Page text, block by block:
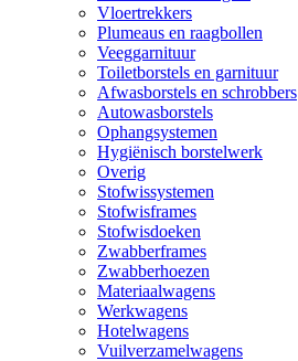
Vloertrekkers
Plumeaus en raagbollen
Veeggarnituur
Toiletborstels en garnituur
Afwasborstels en schrobbers
Autowasborstels
Ophangsystemen
Hygiënisch borstelwerk
Overig
Stofwissystemen
Stofwisframes
Stofwisdoeken
Zwabberframes
Zwabberhoezen
Materiaalwagens
Werkwagens
Hotelwagens
Vuilverzamelwagens